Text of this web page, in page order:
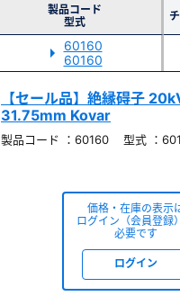
製品コード
型式
60160
60160
【セール品】絶縁碍子
31.75mm Kovar
製品コード ：60160 型式 ：
価格・在庫の表示
ログイン（会員登録
必要です
ログイン